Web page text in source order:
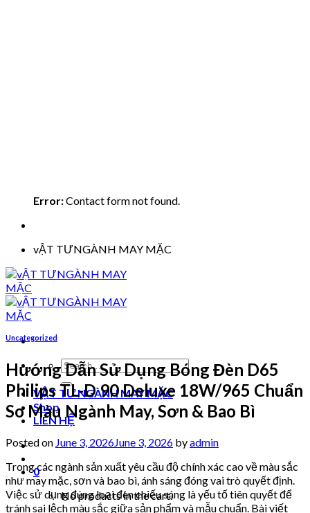
Error:Contact form not found.
vẬT TƯNGÀNH MAY MẶC
Search
for:
VẬT TƯ NGÀNH MAY MẶC
Shop
LIÊN HỆ
0
No products in the cart.
Uncategorized
Hướng Dẫn Sử Dụng Bóng Đèn D65
Philips TL-D 90 Deluxe 18W/965 Chuẩn
So Màu Ngành May, Sơn & Bao Bì
Posted on June 3, 2026June 3, 2026 byadmin
Trong các ngành sản xuất yêu cầu độ chính xác cao về màu sắc
như may mặc, sơn và bao bì, ánh sáng đóng vai trò quyết định.
Việc sử dụng đúng loại đèn chiếu sáng là yếu tố tiên quyết để
tránh sai lệch màu sắc giữa sản phẩm và mẫu chuẩn. Bài viết